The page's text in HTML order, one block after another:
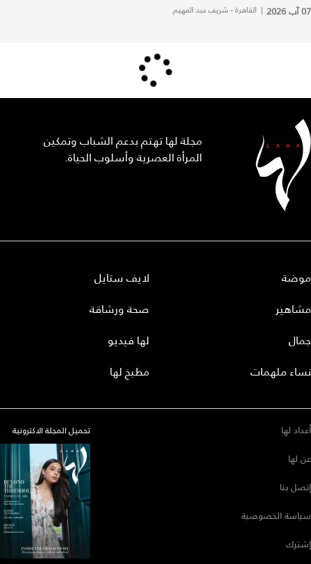
07 آب 2026 | القاهرة - شريف عبد الفهيم
مجلة لها تهتم بدعم الشباب وتمكين
المرأة العصرية وأسلوب الحياة.
موضة
مشاهير
جمال
نساء ملهمات
لايف ستايل
صحة ورشاقة
لها فيديو
مطبخ لها
أعداد لها
عن لها
إتصل بنا
سياسة الخصوصية
إشترك
تحميل المجلة الاكترونية